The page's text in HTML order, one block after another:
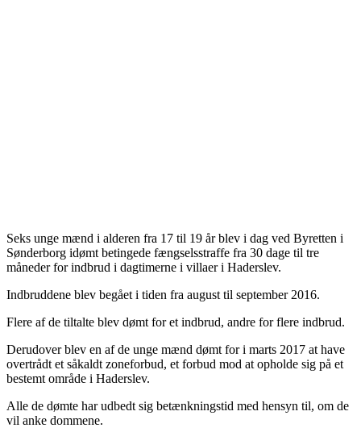
Seks unge mænd i alderen fra 17 til 19 år blev i dag ved Byretten i
Sønderborg idømt betingede fængselsstraffe fra 30 dage til tre
måneder for indbrud i dagtimerne i villaer i Haderslev.
Indbruddene blev begået i tiden fra august til september 2016.
Flere af de tiltalte blev dømt for et indbrud, andre for flere indbrud.
Derudover blev en af de unge mænd dømt for i marts 2017 at have
overtrådt et såkaldt zoneforbud, et forbud mod at opholde sig på et
bestemt område i Haderslev.
Alle de dømte har udbedt sig betænkningstid med hensyn til, om de
vil anke dommene.